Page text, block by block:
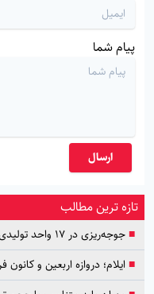
پیام شما
ارسال
تازه ترین مطالب
■جوجه‌ریزی در ۱۷ واحد تولیدی سیروان انجام شد
■ ایلام؛ دروازه اربعین و